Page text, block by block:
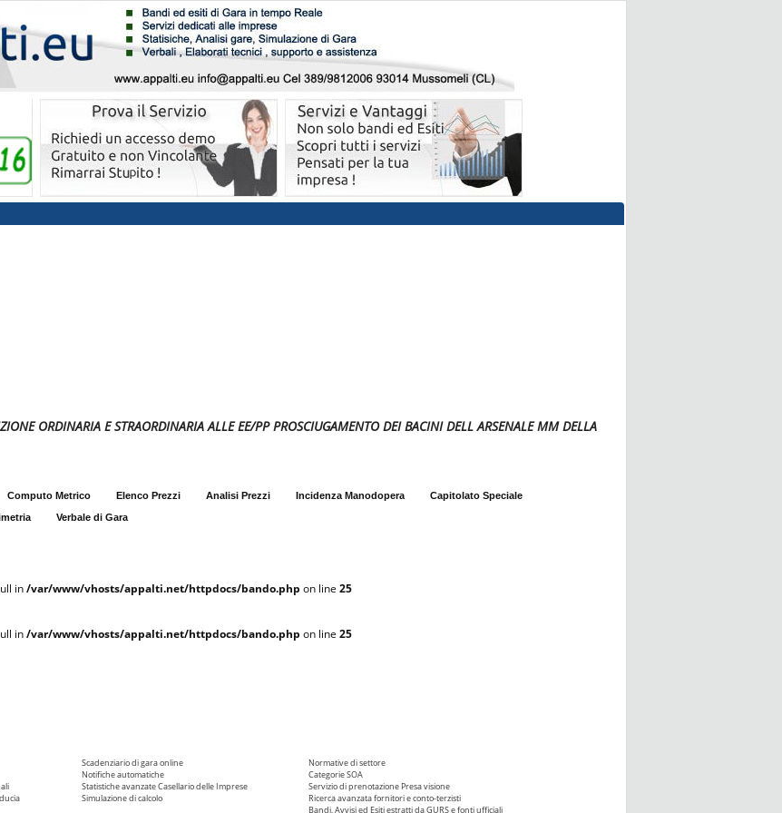
ORDINARIA E STRAORDINARIA ALLE EE/PP PROSCIUGAMENTO DEI BACINI DELL ARSENALE MM DELLA
Computo Metrico Elenco Prezzi Analisi Prezzi Incidenza Manodopera
Capitolato Speciale
Verbale di Gara
in/var/www/vhosts/appalti.net/httpdocs/bando.php on line 25
in/var/www/vhosts/appalti.net/httpdocs/bando.php on line 25
Scadenziario di gara online
Notifiche automatiche
Statistiche avanzateCasellario delle Imprese
Simulazione di calcolo
Normative di settore
Categorie SOA
Servizio di prenotazione Presa visione
Ricerca avanzata fornitori e conto-terzisti
Bandi, Avvisi ed Esiti estratti da GURS e fonti ufficiali